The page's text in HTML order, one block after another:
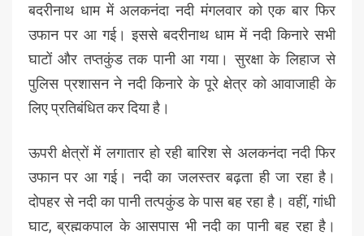
बदरीनाथ धाम में अलकनंदा नदी मंगलवार को एक बार फिर
उफान पर आ गई। इससे बदरीनाथ धाम में नदी किनारे सभी
घाटों और तप्तकुंड तक पानी आ गया। सुरक्षा के लिहाज से
पुलिस प्रशासन ने नदी किनारे के पूरे क्षेत्र को आवाजाही के
लिए प्रतिबंधित कर दिया है।
ऊपरी क्षेत्रों में लगातार हो रही बारिश से अलकनंदा नदी फिर
उफान पर आ गई। नदी का जलस्तर बढ़ता ही जा रहा है।
दोपहर से नदी का पानी तत्पकुंड के पास बह रहा है। वहीं, गांधी
घाट, ब्रह्मकपाल के आसपास भी नदी का पानी बह रहा है।